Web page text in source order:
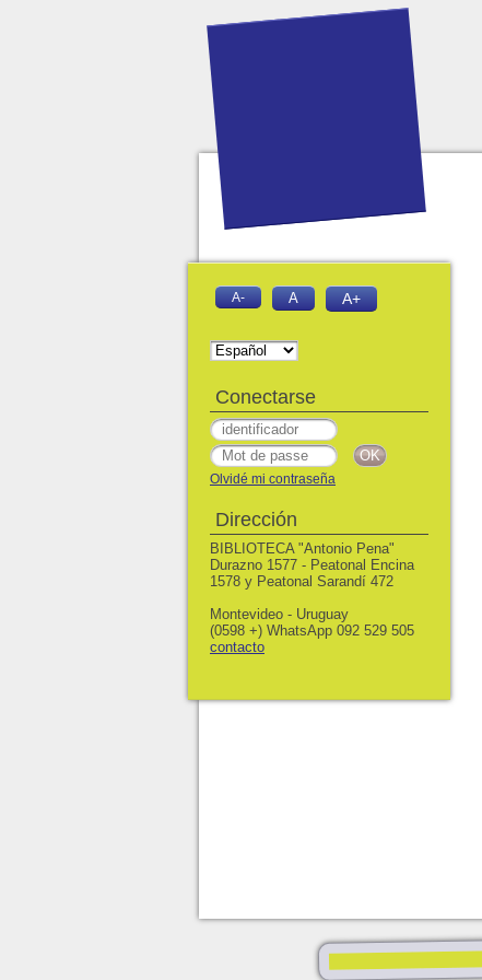
A- A A+
Conectarse
Olvidé mi contraseña
Dirección
BIBLIOTECA "Antonio Pena"
Durazno 1577 - Peatonal Encina
1578 y Peatonal Sarandí 472
Montevideo - Uruguay
(0598 +) WhatsApp 092 529 505
contacto